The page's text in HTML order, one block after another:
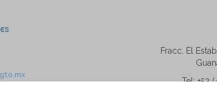
Fracc. El
Tel: +52